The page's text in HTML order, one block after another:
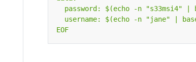
EOF